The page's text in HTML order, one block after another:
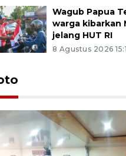
Wagub Papua
warga kibarkan
jelang HUT RI
8 Agustus 2026